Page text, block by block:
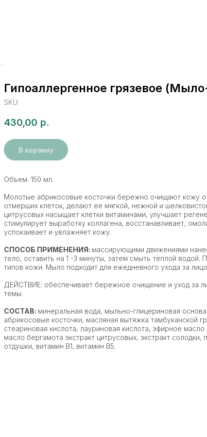
Гипоаллергенное грязевое (Мыло-скраб)
Гипоаллергенное грязевое
SKU:
430,00 р.
В корзину
Объем: 150 мл.
Молотые абрикосовые косточки бережно очищают кожу
отмерших клеток, делают ее мягкой, нежной и
цитрусовых насыщает клетки витаминами, улучшает
стимулирует выработку коллагена, восстанавливает,
успокаивает и увлажняет кожу.
СПОСОБ ПРИМЕНЕНИЯ: массирующими движениями
тело, оставить на 1 -3 минуты, затем смыть тёплой водой.
типов кожи. Мыло подходит для ежедневного ухода за
ДЕЙСТВИЕ: обеспечивает бережное очищение и уход за
темы.
СОСТАВ: минеральная вода, мыльно-глицериновая
абрикосовые косточки, масляная вытяжка тамбуканской
стеариновая кислота, лауриновая кислота, эфирное
масло бергамота экстракт цитрусовых, экстракт
отдушки, витамин В1, витамин В5.